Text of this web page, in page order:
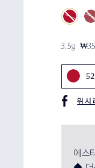
3.5g
위시
에스